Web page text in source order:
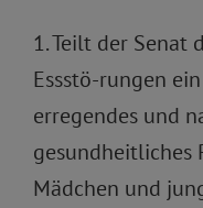
1. Teilt der Senat
Essstö-rungen
erregendes und
gesundheitliches
Mädchen und